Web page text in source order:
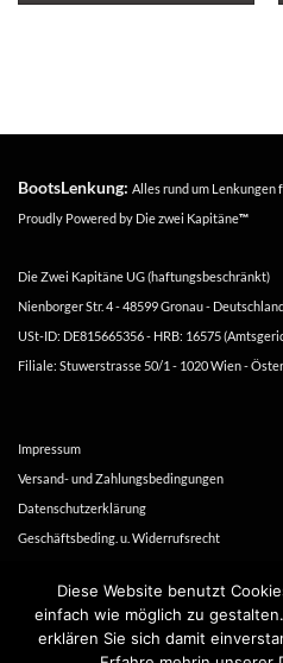
BootsLenkung: Alles rund um Lenkungen
Proudly Powered by Die zwei Kapitäne™
Die Zwei Kapitäne UG (haftungsbeschränkt)
Nienborger Str. 4 - 48599 Gronau -
USt-ID: DE815665356 - HRB: 16575
Filiale: Stuwerstrasse 50/1 - 1020 Wien -
Impressum
Versand- und Zahlungsbedingungen
Datenschutzerklärung
Geschäftsbeding. u. Widerrufsrecht
Copyright 2016-2026
Diese Website benutzt
einfach wie möglich zu
erklären Sie sich damit